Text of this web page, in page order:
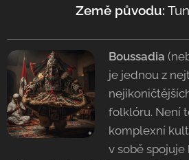
Země původu:
Boussadia
je jednou z
folklóru. Není
komplexní
v sobě